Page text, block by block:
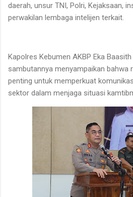
daerah, unsur TNI, Polri, Kejaksaan,
perwakilan lembaga intelijen terkait.
Kapolres Kebumen AKBP Eka
sambutannya menyampaikan bahwa
penting untuk memperkuat
sektor dalam menjaga situasi